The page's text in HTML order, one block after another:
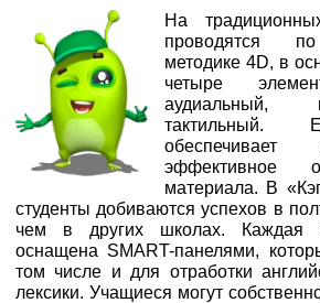
На
проводятся
методике 4D, в
четыре
аудиальный,
тактильный.
эффективное
материала. В
студенты добиваются успехов в
чем в других школах. Каждая
оснащена SMART-панелями,
том числе и для отработки
лексики. Учащиеся могут